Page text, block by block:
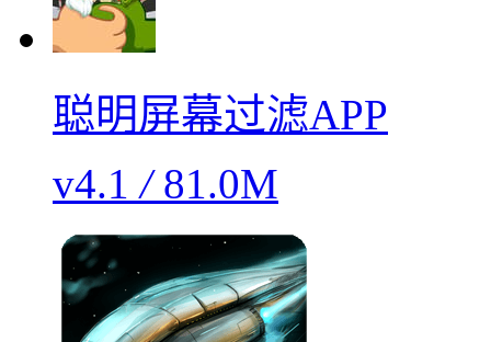
聪明屏幕过滤APP
v4.1/81.0M